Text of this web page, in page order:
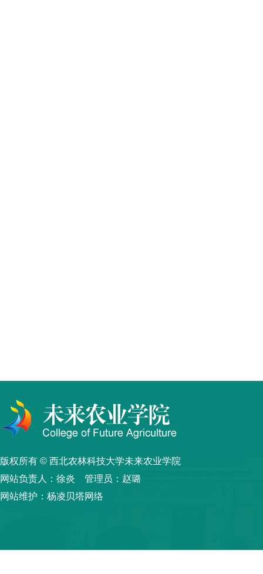
版权所有 © 西北农林科技大学未来农业学院
网站负责人：徐炎 管理员：赵璐
网站维护：杨凌贝塔网络